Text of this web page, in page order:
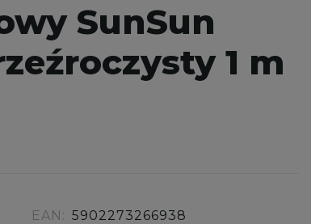
SunSun
1 m
EAN: 5902273266938